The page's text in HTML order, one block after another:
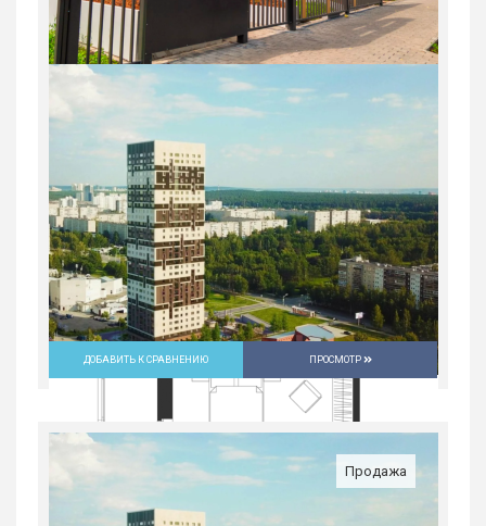
2-комн. квартира в Юго-Западном мкр
Россия, Свердловская область,
Екатеринбург
9 632 700 руб.
2 30/31 59.2 м2
ДОБАВИТЬ К СРАВНЕНИЮ ПРОСМОТР
Продажа